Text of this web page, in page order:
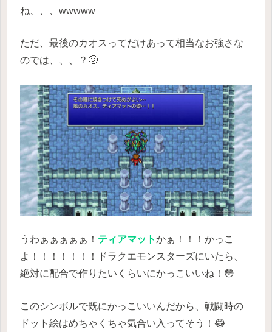
ね、、、wwwww
ただ、最後のカオスってだけあって相当なお強さな
のでは、、、？🤢
うわぁぁぁぁぁ！ ティアマットかぁ！！！かっこ
よ！！！！！！！ドラクエモンスターズにいたら、
絶対に配合で作りたいくらいにかっこいいね！😳
このシンボルで既にかっこいいんだから、戦闘時の
ドット絵はめちゃくちゃ気合い入ってそう！😂